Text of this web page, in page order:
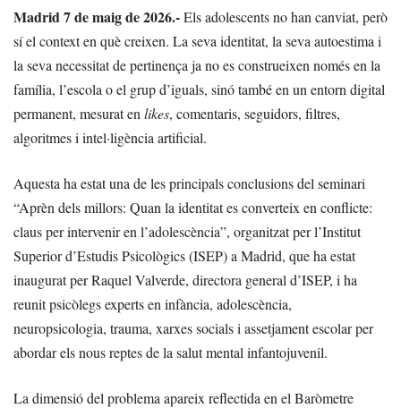
Madrid 7 de maig de 2026.-Els adolescents no han canviat, però
sí el context en què creixen. La seva identitat, la seva autoestima i
la seva necessitat de pertinença ja no es construeixen només en la
família, l’escola o el grup d’iguals, sinó també en un entorn digital
permanent, mesurat en likes, comentaris, seguidors, filtres,
algoritmes i intel·ligència artificial.
Aquesta ha estat una de les principals conclusions del seminari
“Aprèn dels millors: Quan la identitat es converteix en conflicte:
claus per intervenir en l’adolescència”, organitzat per l’Institut
Superior d’Estudis Psicològics (ISEP) a Madrid, que ha estat
inaugurat per Raquel Valverde, directora general d’ISEP, i ha
reunit psicòlegs experts en infància, adolescència,
neuropsicologia, trauma, xarxes socials i assetjament escolar per
abordar els nous reptes de la salut mental infantojuvenil.
La dimensió del problema apareix reflectida en el Baròmetre